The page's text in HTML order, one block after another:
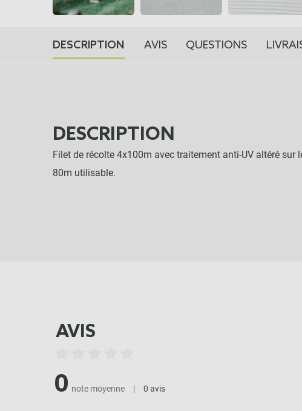
DESCRIPTION AVIS QUESTIONS
DESCRIPTION
Filet de récolte 4x100m avec traitement anti-UV altéré sur
80m utilisable.
AVIS
0 note moyenne | 0 avis